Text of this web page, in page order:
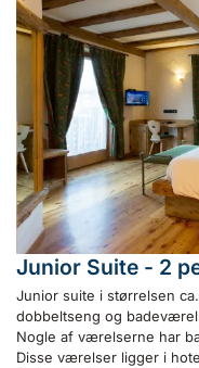
Junior Suite - 2
Junior suite i størrelsen
dobbeltseng og
Nogle af værelserne har
Disse værelser ligger i